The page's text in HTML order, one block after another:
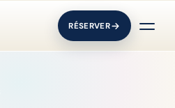
RÉSERVER